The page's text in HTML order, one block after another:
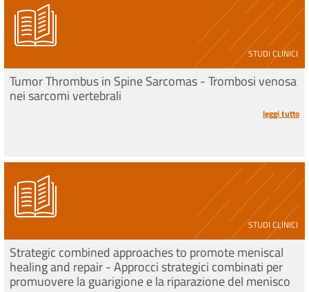
STUDI CLINICI
Tumor Thrombus in Spine Sarcomas - Trombosi venosa
nei sarcomi vertebrali
leggi tutto
STUDI CLINICI
Strategic combined approaches to promote meniscal
healing and repair - Approcci strategici combinati per
promuovere la guarigione e la riparazione del menisco